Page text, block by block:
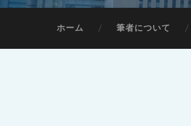
ホーム 筆者について